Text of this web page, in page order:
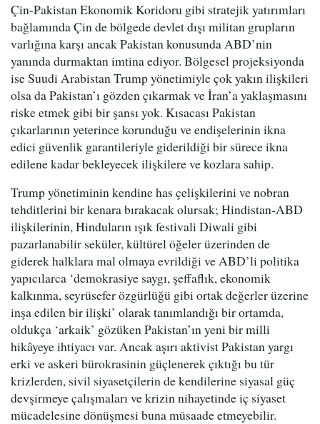
Çin-Pakistan Ekonomik Koridoru gibi stratejik yatırımları
bağlamında Çin de bölgede devlet dışı militan grupların
varlığına karşı ancak Pakistan konusunda ABD’nin
yanında durmaktan imtina ediyor. Bölgesel projeksiyonda
ise Suudi Arabistan Trump yönetimiyle çok yakın ilişkileri
olsa da Pakistan’ı gözden çıkarmak ve İran’a yaklaşmasını
riske etmek gibi bir şansı yok. Kısacası Pakistan
çıkarlarının yeterince korunduğu ve endişelerinin ikna
edici güvenlik garantileriyle giderildiği bir sürece ikna
edilene kadar bekleyecek ilişkilere ve kozlara sahip.
Trump yönetiminin kendine has çelişkilerini ve nobran
tehditlerini bir kenara bırakacak olursak; Hindistan-ABD
ilişkilerinin, Hinduların ışık festivali Diwali gibi
pazarlanabilir seküler, kültürel öğeler üzerinden de
giderek halklara mal olmaya evrildiği ve ABD’li politika
yapıcılarca ‘demokrasiye saygı, şeffaflık, ekonomik
kalkınma, seyrüsefer özgürlüğü gibi ortak değerler üzerine
inşa edilen bir ilişki’ olarak tanımlandığı bir ortamda,
oldukça ‘arkaik’ gözüken Pakistan’ın yeni bir milli
hikâyeye ihtiyacı var. Ancak aşırı aktivist Pakistan yargı
erki ve askeri bürokrasinin güçlenerek çıktığı bu tür
krizlerden, sivil siyasetçilerin de kendilerine siyasal güç
devşirmeye çalışmaları ve krizin nihayetinde iç siyaset
mücadelesine dönüşmesi buna müsaade etmeyebilir.